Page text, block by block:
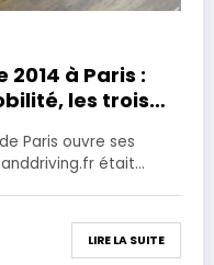
à Paris :
les trois
Paris ouvre ses
était…
LIRE LA SUITE